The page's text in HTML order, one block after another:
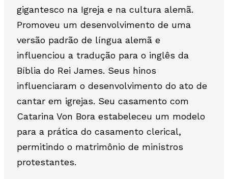
gigantesco na Igreja e na cultura alemã.
Promoveu um desenvolvimento de uma
versão padrão de língua alemã e
influenciou a tradução para o inglês da
Bíblia do Rei James. Seus hinos
influenciaram o desenvolvimento do ato de
cantar em igrejas. Seu casamento com
Catarina Von Bora estabeleceu um modelo
para a prática do casamento clerical,
permitindo o matrimônio de ministros
protestantes.